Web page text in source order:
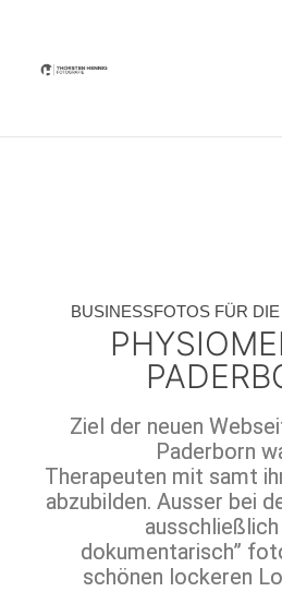
BUSINESSFOTOS FÜR
Ziel der neuen
Paderborn
Therapeuten mit samt
abzubilden. Ausser bei
dokumentarisch”
schönen lockeren